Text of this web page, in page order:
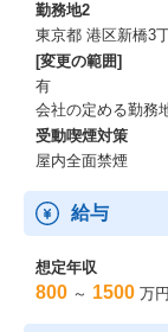
勤務地2
東京都 港区新橋3
[変更の範囲]
有
会社の定める勤務
受動喫煙対策
屋内全面禁煙
給与
想定年収
800 ～ 1500 万円